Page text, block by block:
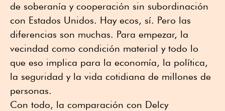
de soberanía y cooperación sin subordinación
con Estados Unidos. Hay ecos, sí. Pero las
diferencias son muchas. Para empezar, la
vecindad como condición material y todo lo
que eso implica para la economía, la política,
la seguridad y la vida cotidiana de millones de
personas.
Con todo, la comparación con Delcy